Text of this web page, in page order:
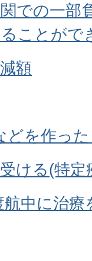
での一部
ことがで
額
どを作っ
ける(特定
中に治